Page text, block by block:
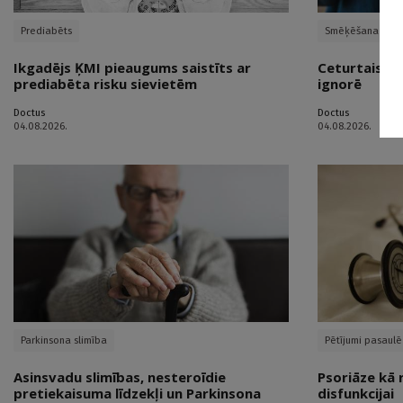
Prediabēts
Ikgadējs ĶMI pieaugums saistīts ar
prediabēta risku sievietēm
Doctus
04.08.2026.
Smēķēšana
Ceturtais
ignorē
Doctus
04.08.2026.
Parkinsona slimība
Asinsvadu slimības, nesteroīdie
pretiekaisuma līdzekļi un Parkinsona
Pētījumi pasaulē
Psoriāze
disfunkcijai